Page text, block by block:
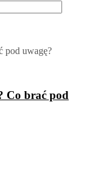
Co brać pod